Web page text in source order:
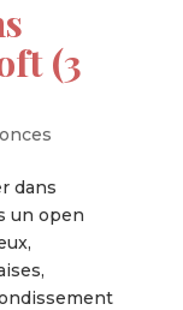
(3
dans
un open